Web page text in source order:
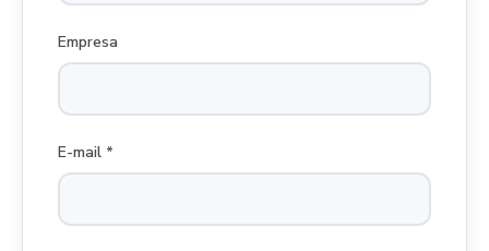
Empresa
E-mail *